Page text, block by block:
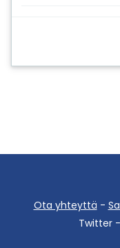
Ota yhteyttä -
Twitter